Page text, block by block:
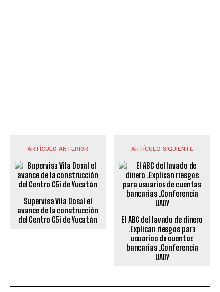
ARTÍCULO ANTERIOR
Supervisa Vila Dosal el
avance de la construcción
del Centro C5i de Yucatán
ARTÍCULO SIGUIENTE
El ABC del lavado de dinero
.Explican riesgos para
usuarios de cuentas
bancarias .Conferencia
UADY